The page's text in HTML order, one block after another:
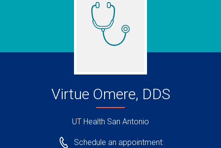
Virtue Omere, DDS
UT Health San Antonio
Schedule an appointment: